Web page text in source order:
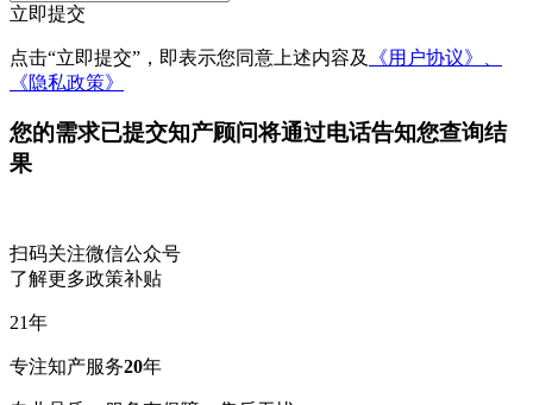
立即提交
点击“立即提交”，即表示您同意上述内容及
《用户协议》、
《隐私政策》
您的需求已提交知产顾问将通过电话告知您查询结
果
扫码关注微信公众号
了解更多政策补贴
21年
专注知产服务20年